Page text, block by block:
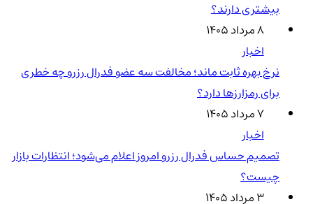
بیشتری دارند؟
۸ مرداد ۱۴۰۵
اخبار
نرخ بهره ثابت ماند؛ مخالفت سه عضو فدرال رزرو چه خطری
برای رمزارزها دارد؟
۷ مرداد ۱۴۰۵
اخبار
تصمیم حساس فدرال رزرو امروز اعلام می‌شود؛ انتظارات بازار
چیست؟
۳ مرداد ۱۴۰۵